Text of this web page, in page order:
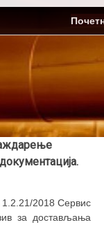
2018 Сервис
за достављања